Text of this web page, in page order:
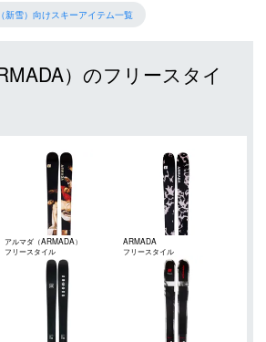
新雪）向けスキーアイテム一覧
）のフリースタイ
アルマダ（ARMADA）
フリースタイル
ARMADA
フリースタイル